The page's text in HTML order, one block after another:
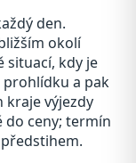
den.
okolí
situací, kdy je
a pak
kraje výjezdy
do ceny; termín